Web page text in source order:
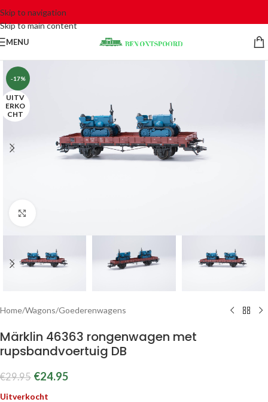
Skip to navigation
Skip to main content
MENU
-17%
UITV
ERKO
CHT
Home/Wagons/Goederenwagens
Märklin 46363 rongenwagen met
rupsbandvoertuig DB
€29.95 €24.95
Uitverkocht